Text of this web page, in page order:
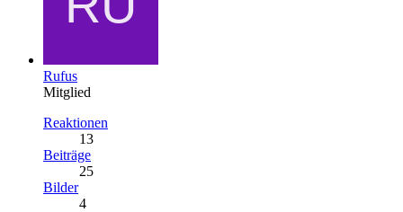
Rufus
Mitglied
Reaktionen
13
Beiträge
25
Bilder
4